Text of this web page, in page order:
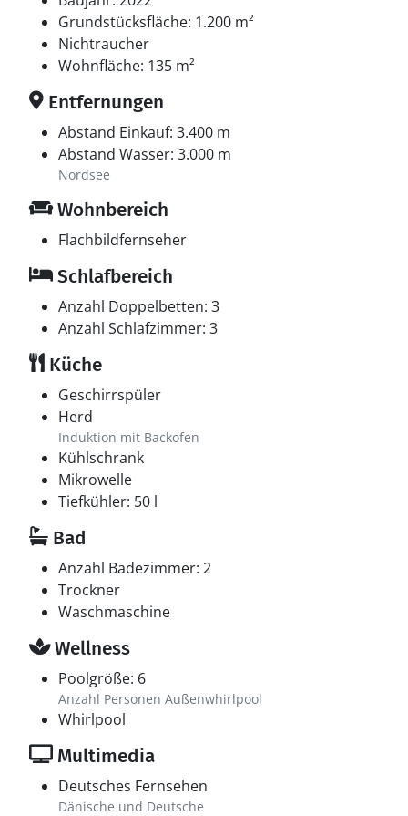
Grundstücksfläche: 1.200 m²
Nichtraucher
Wohnfläche: 135 m²
Entfernungen
Abstand Einkauf: 3.400 m
Abstand Wasser: 3.000 m
Nordsee
Wohnbereich
Flachbildfernseher
Schlafbereich
Anzahl Doppelbetten: 3
Anzahl Schlafzimmer: 3
Küche
Geschirrspüler
Herd
Induktion mit Backofen
Kühlschrank
Mikrowelle
Tiefkühler: 50 l
Bad
Anzahl Badezimmer: 2
Trockner
Waschmaschine
Wellness
Poolgröße: 6
Anzahl Personen Außenwhirlpool
Whirlpool
Multimedia
Deutsches Fernsehen
Dänische und Deutsche